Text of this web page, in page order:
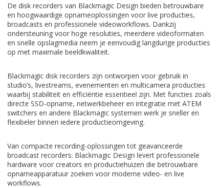
De disk recorders van Blackmagic Design bieden betrouwbare
en hoogwaardige opnameoplossingen voor live producties,
broadcasts en professionele videoworkflows. Dankzij
ondersteuning voor hoge resoluties, meerdere videoformaten
en snelle opslagmedia neem je eenvoudig langdurige producties
op met maximale beeldkwaliteit.
Blackmagic disk recorders zijn ontworpen voor gebruik in
studio’s, livestreams, evenementen en multicamera producties
waarbij stabiliteit en efficiëntie essentieel zijn. Met functies zoals
directe SSD-opname, netwerkbeheer en integratie met ATEM
switchers en andere Blackmagic systemen werk je sneller en
flexibeler binnen iedere productieomgeving.
Van compacte recording-oplossingen tot geavanceerde
broadcast recorders: Blackmagic Design levert professionele
hardware voor creators en productiehuizen die betrouwbare
opnameapparatuur zoeken voor moderne video- en live
workflows.